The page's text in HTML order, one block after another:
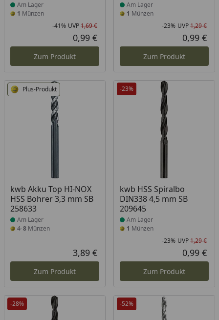
Am Lager
1 Münzen
Rabatt in Prozent
-41%
Ursprünglicher Preis
UVP1,69 €
Aktueller Preis
0,99 €
Zum Produkt
Am Lager
1 Münzen
-23% UVP1,29 €
0,99 €
Zum Produkt
Plus-Produkt
kwb Akku Top HI-NOX
HSS Bohrer 3,3 mm SB
258633
Produkt am Lager
Am Lager
48 Münzen
Aktueller Preis
3,89 €
Zum Produkt
-23%
kwb HSS Spiralbo
DIN338 4,5 mm SB
209645
Produkt am Lager
Am Lager
1 Münzen
-23% UVP1,29 €
0,99 €
Zum Produkt
-28% -52%